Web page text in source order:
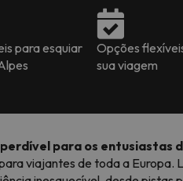
para esquiar
Opções
sua viagem
para os entusiastas
viajantes de toda a Europa.